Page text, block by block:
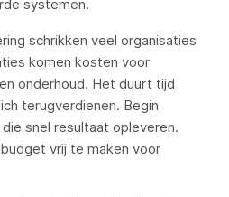
systemen.
schrikken veel organisaties
komen kosten voor
onderhoud. Het duurt tijd
terugverdienen. Begin
snel resultaat opleveren.
vrij te maken voor